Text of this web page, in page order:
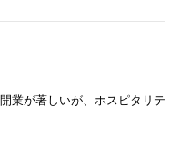
業が著しいが、ホスピタリテ